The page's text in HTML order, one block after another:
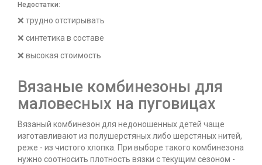
Недостатки:
❌ трудно отстирывать
❌ синтетика в составе
❌ высокая стоимость
Вязаные комбинезоны для
маловесных на пуговицах
Вязаный комбинезон для недоношенных детей чаще
изготавливают из полушерстяных либо шерстяных нитей,
реже - из чистого хлопка. При выборе такого комбинезона
нужно соотносить плотность вязки с текущим сезоном -